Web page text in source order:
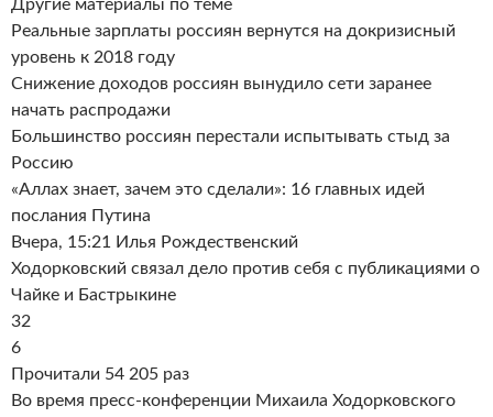
Другие материалы по теме
Реальные зарплаты россиян вернутся на докризисный
уровень к 2018 году
Снижение доходов россиян вынудило сети заранее
начать распродажи
Большинство россиян перестали испытывать стыд за
Россию
«Аллах знает, зачем это сделали»: 16 главных идей
послания Путина
Вчера, 15:21 Илья Рождественский
Ходорковский связал дело против себя с публикациями о
Чайке и Бастрыкине
32
6
Прочитали 54 205 раз
Во время пресс-конференции Михаила Ходорковского